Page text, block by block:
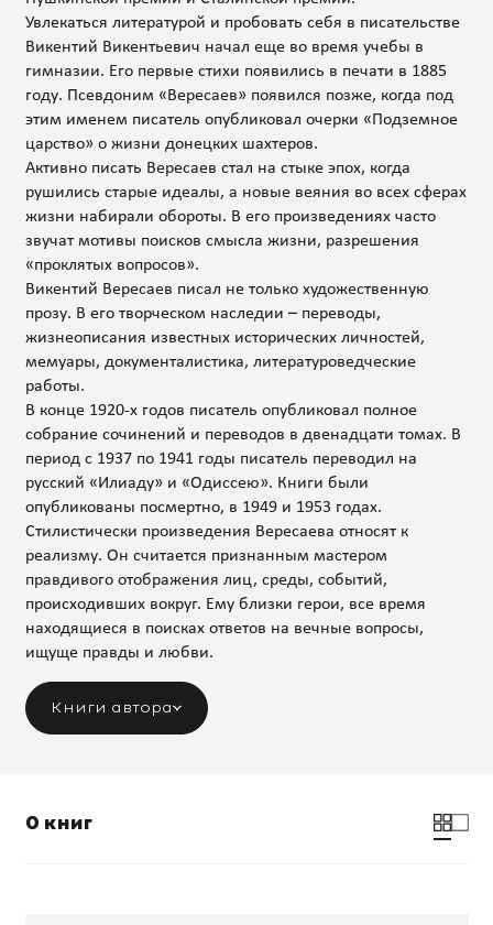
Увлекаться литературой и пробовать себя в писательстве
Викентий Викентьевич начал еще во время учебы в
гимназии. Его первые стихи появились в печати в 1885
году. Псевдоним «Вересаев» появился позже, когда под
этим именем писатель опубликовал очерки «Подземное
царство» о жизни донецких шахтеров.
Активно писать Вересаев стал на стыке эпох, когда
рушились старые идеалы, а новые веяния во всех сферах
жизни набирали обороты. В его произведениях часто
звучат мотивы поисков смысла жизни, разрешения
«проклятых вопросов».
Викентий Вересаев писал не только художественную
прозу. В его творческом наследии – переводы,
жизнеописания известных исторических личностей,
мемуары, документалистика, литературоведческие
работы.
В конце 1920-х годов писатель опубликовал полное
собрание сочинений и переводов в двенадцати томах. В
период с 1937 по 1941 годы писатель переводил на
русский «Илиаду» и «Одиссею». Книги были
опубликованы посмертно, в 1949 и 1953 годах.
Стилистически произведения Вересаева относят к
реализму. Он считается признанным мастером
правдивого отображения лиц, среды, событий,
происходивших вокруг. Ему близки герои, все время
находящиеся в поисках ответов на вечные вопросы,
ищуще правды и любви.
Книги автора
0 книг